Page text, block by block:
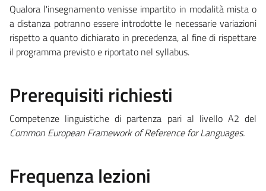
Qualora l'insegnamento venisse impartito in modalità mista o
a distanza potranno essere introdotte le necessarie variazioni
rispetto a quanto dichiarato in precedenza, al fine di rispettare
il programma previsto e riportato nel syllabus.
Prerequisiti richiesti
Competenze linguistiche di partenza pari al livello A2 del
Common European Framework of Reference for Languages.
Frequenza lezioni